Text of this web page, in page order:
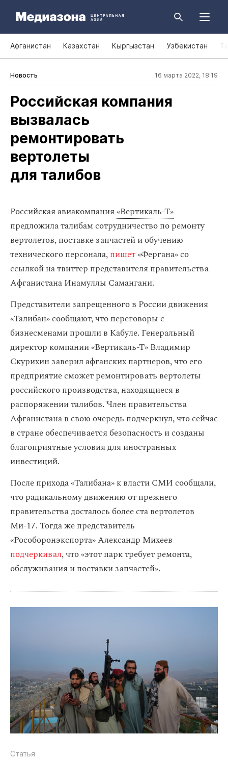
Афганистан Казахстан Кыргызстан Узбекистан
Новость 16 марта 2022, 18:19
Российская компания
вызвалась
ремонтировать
вертолеты
для талибов
Российская авиакомпания«Вертикаль-Т»
предложила талибам сотрудничество по ремонту
вертолетов, поставке запчастей и обучению
технического персонала,пишет«Фергана» со
ссылкой на твиттер представителя правительства
Афганистана Инамуллы Самангани.
Представители запрещенного в России движения
«Талибан» сообщают, что переговоры с
бизнесменами прошли в Кабуле. Генеральный
директор компании «Вертикаль-Т» Владимир
Скурихин заверил афганских партнеров, что его
предприятие сможет ремонтировать вертолеты
российского производства, находящиеся в
распоряжении талибов. Член правительства
Афганистана в свою очередь подчеркнул, что сейчас
в стране обеспечивается безопасность и созданы
благоприятные условия для иностранных
инвестиций.
После прихода «Талибана» к власти СМИ сообщали,
что радикальному движению от прежнего
правительства досталось более ста вертолетов
Ми-17. Тогда же представитель
«Рособоронэкспорта» Александр Михеев
подчеркивал, что «этот парк требует ремонта,
обслуживания и поставки запчастей».
Статья